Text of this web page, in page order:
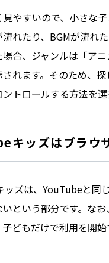
やすいので、小さな
れたり、BGMが流れ
場合、ジャンルは「ア
れます。そのため、
トロールする方法を
キッズはブラウ
ッズは、YouTubeと同
という部分です。な
どもだけで利用を開始